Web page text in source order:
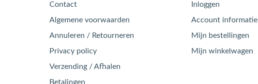
Contact
Algemene voorwaarden
Annuleren / Retourneren
Privacy policy
Verzending / Afhalen
Betalingen
Inloggen
Account informatie
Mijn bestellingen
Mijn winkelwagen